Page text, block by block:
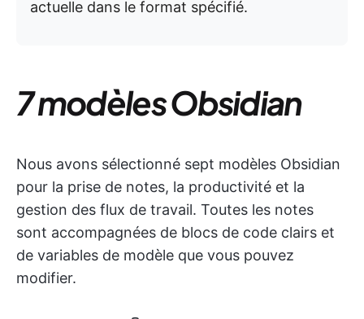
actuelle dans le format spécifié.
7 modèles Obsidian
Nous avons sélectionné sept modèles Obsidian
pour la prise de notes, la productivité et la
gestion des flux de travail. Toutes les notes
sont accompagnées de blocs de code clairs et
de variables de modèle que vous pouvez
modifier.